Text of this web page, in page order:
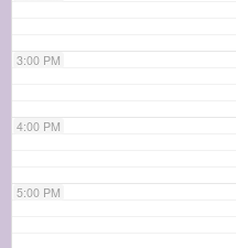
3:00 PM
4:00 PM
5:00 PM